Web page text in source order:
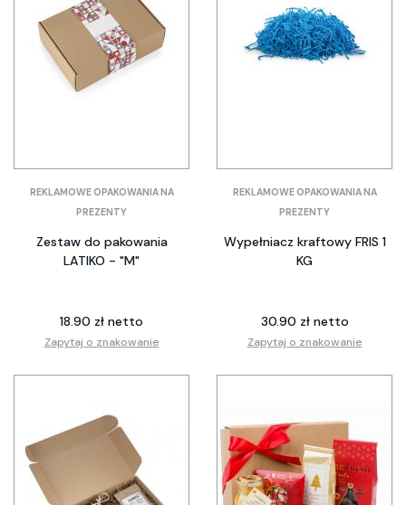
REKLAMOWE OPAKOWANIA NA
PREZENTY
Zestaw do pakowania
LATIKO - "M"
18.90 zł netto
Zapytaj o znakowanie
REKLAMOWE OPAKOWANIA NA
PREZENTY
Wypełniacz kraftowy FRIS 1
KG
30.90 zł netto
Zapytaj o znakowanie